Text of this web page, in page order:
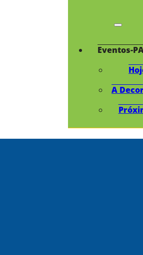
Eventos-
A